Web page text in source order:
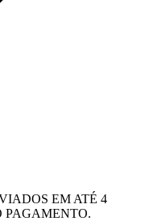
EM ATÉ 4
PAGAMENTO.